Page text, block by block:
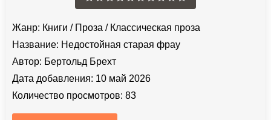
Жанр: Книги / Проза / Классическая проза
Название: Недостойная старая фрау
Автор: Бертольд Брехт
Дата добавления: 10 май 2026
Количество просмотров: 83